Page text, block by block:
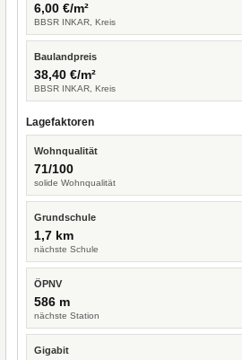
6,00 €/m²
BBSR INKAR, Kreis
Baulandpreis
38,40 €/m²
BBSR INKAR, Kreis
Lagefaktoren
Wohnqualität
71/100
solide Wohnqualität
Grundschule
1,7 km
nächste Schule
ÖPNV
586 m
nächste Station
Gigabit